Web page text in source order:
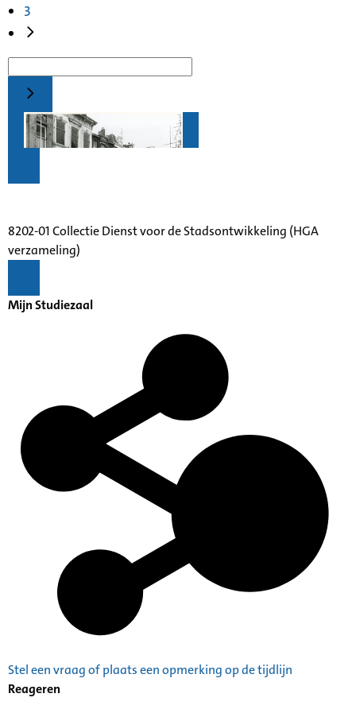
3
8202-01 Collectie Dienst voor de Stadsontwikkeling (HGA
verzameling)
Mijn Studiezaal
Stel een vraag of plaats een opmerking op de tijdlijn
Reageren